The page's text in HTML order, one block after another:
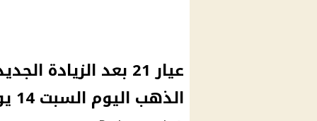
عيار 21 بعد
الذهب اليوم السبت 14 يونيو 2025!!